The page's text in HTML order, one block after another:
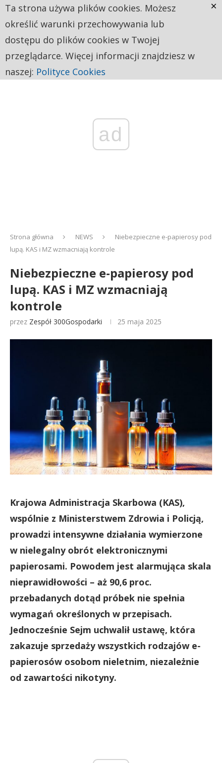
ad
Strona główna NEWS
Niebezpieczne e-papierosy pod
lupą. KAS i MZ wzmacniają kontrole
Niebezpieczne e-papierosy pod
lupą. KAS i MZ wzmacniają
kontrole
przez Zespół 300Gospodarki 25 maja 2025
Krajowa Administracja Skarbowa (KAS),
wspólnie z Ministerstwem Zdrowia i Policją,
prowadzi intensywne działania wymierzone
w nielegalny obrót elektronicznymi
papierosami. Powodem jest alarmująca skala
nieprawidłowości – aż 90,6 proc.
przebadanych dotąd próbek nie spełnia
wymagań określonych w przepisach.
Jednocześnie Sejm uchwalił ustawę, która
zakazuje sprzedaży wszystkich rodzajów e-
papierosów osobom nieletnim, niezależnie
od zawartości nikotyny.
Ta strona używa plików cookies. Możesz
określić warunki przechowywania lub
dostępu do plików cookies w Twojej
przeglądarce. Więcej informacji znajdziesz w
naszej: Polityce Cookies
×